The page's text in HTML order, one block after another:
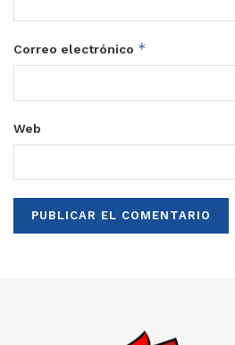
Correo electrónico *
Web